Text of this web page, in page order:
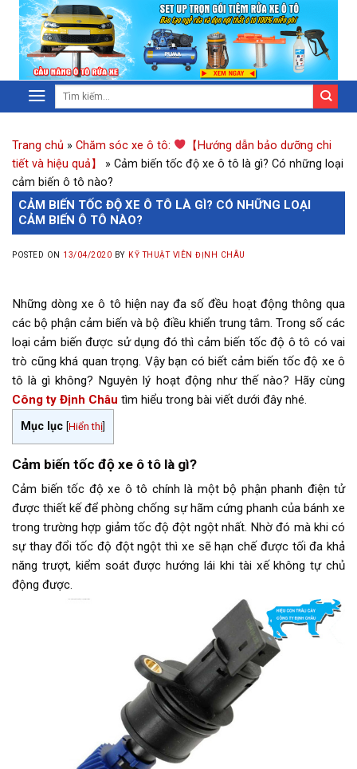
Trang chủ » Chăm sóc xe ô tô:
【Hướng dẫn bảo dưỡng chi
tiết và hiệu quả】
» Cảm biến tốc độ xe ô tô là gì? Có những loại
cảm biến ô tô nào?
CẢM BIẾN TỐC ĐỘ XE Ô TÔ LÀ GÌ? CÓ NHỮNG LOẠI
CẢM BIẾN Ô TÔ NÀO?
POSTED ON 13/04/2020 BY KỸ THUẬT VIÊN ĐỊNH CHÂU
Những dòng xe ô tô hiện nay đa số đều hoạt động thông qua
các bộ phận cảm biến và bộ điều khiển trung tâm. Trong số các
loại cảm biến được sử dụng đó thì cảm biến tốc độ ô tô có vai
trò cũng khá quan trọng. Vậy bạn có biết cảm biến tốc độ xe ô
tô là gì không? Nguyên lý hoạt động như thế nào? Hãy cùng
Công ty Định Châu tìm hiểu trong bài viết dưới đây nhé.
Mục lục Hiển thị
Cảm biến tốc độ xe ô tô là gì?
Cảm biến tốc độ xe ô tô chính là một bộ phận phanh điện tử
được thiết kế để phòng chống sự hãm cứng phanh của bánh xe
trong trường hợp giảm tốc độ đột ngột nhất. Nhờ đó mà khi có
sự thay đổi tốc độ đột ngột thì xe sẽ hạn chế được tối đa khả
năng trượt, kiểm soát được hướng lái khi tài xế không tự chủ
động được.